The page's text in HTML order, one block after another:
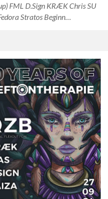
FML D.Sign KRÆK Chris SU
Stratos Beginn…